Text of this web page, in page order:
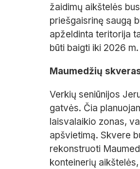
žaidimų aikštelės
priešgaisrinę saugą
apželdinta teritorija
būti baigti iki 2026
Maumedžių
Verkių seniūnijos
gatvės. Čia
laisvalaikio zonas,
apšvietimą. Skvere
rekonstruoti
konteinerių